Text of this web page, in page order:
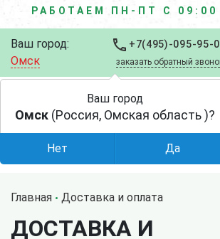
РАБОТАЕМ ПН-ПТ С 09:00
Ваш город:
Омск
+7(495)-095-95-
заказать обратный
Главная Доставка и оплата
ДОСТАВКА И
Ваш город
Омск (Россия, Омская область )?
Нет Да